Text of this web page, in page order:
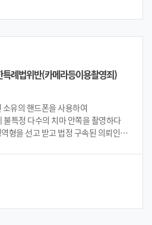
게 처벌 수위를 최대한 낮춰
도 않았다는 점, 초범이라는 점 등이
이어도 성범죄인 경우 최근 법적
성도 높아지고 있어서 피해자와의
이 변호사님들의 공통된
호사님과의 상담 및 컨설팅을 통하여
였습니다.
례법위반(카메라등이용촬영죄)
유의 핸드폰을 사용하여
특정 다수의 치마 안쪽을 촬영하다
형을 선고 받고 법정 구속된 의뢰인의
인단은 1심
었습니다. 법무법인 한경 변호인단은
뢰하여 진행하게 되었습니다.